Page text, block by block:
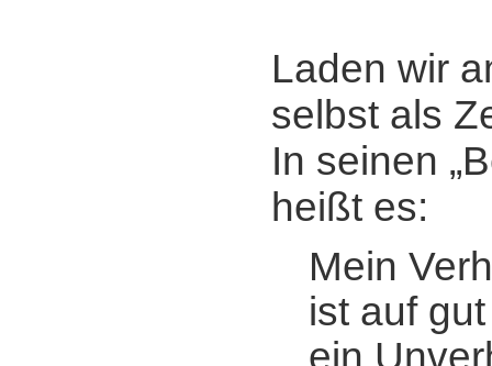
Laden wir
selbst als
In seinen
heißt es:
Mein
ist auf
ein